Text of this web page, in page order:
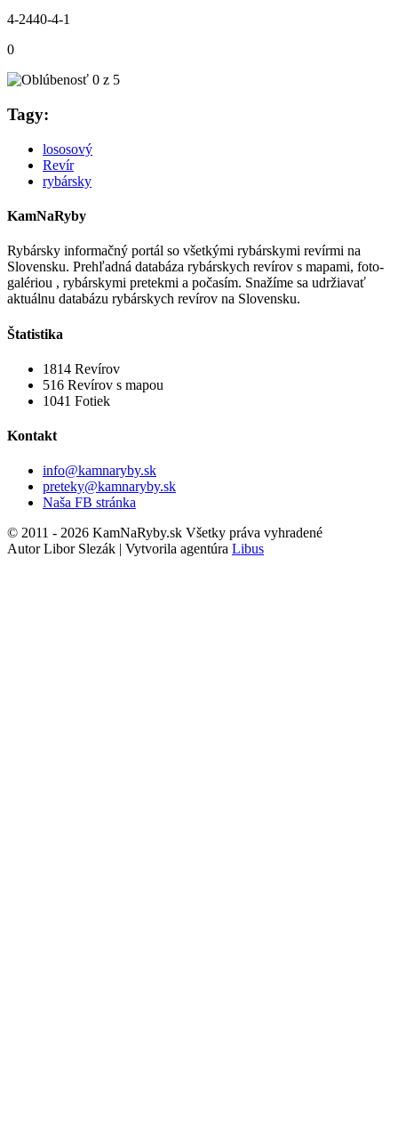
4-2440-4-1
0
Tagy:
lososový
Revír
rybársky
KamNaRyby
Rybársky informačný portál so všetkými rybárskymi revírmi na
Slovensku. Prehľadná databáza rybárskych revírov s mapami, foto-
galériou , rybárskymi pretekmi a počasím. Snažíme sa udržiavať
aktuálnu databázu rybárskych revírov na Slovensku.
Štatistika
1814 Revírov
516 Revírov s mapou
1041 Fotiek
Kontakt
info@kamnaryby.sk
preteky@kamnaryby.sk
Naša FB stránka
© 2011 - 2026 KamNaRyby.sk Všetky práva vyhradené
Autor Libor Slezák | Vytvorila agentúra Libus